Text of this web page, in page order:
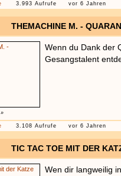
3.993 Aufrufe vor 6 Jahren
THEMACHINE M. -
Wenn du Dank der
Gesangstalent
3.108 Aufrufe vor 6 Jahren
TIC TAC TOE MIT DER
Wen dir langweilig